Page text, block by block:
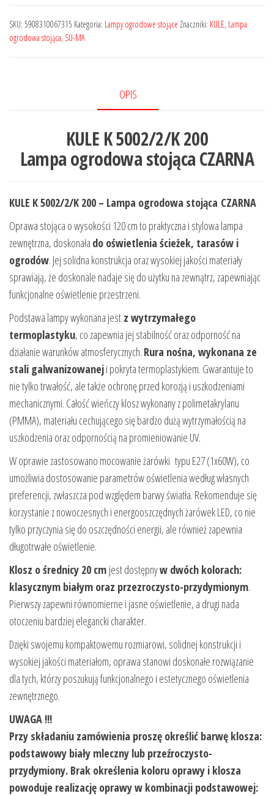
SKU: 5908310067315 Kategoria: Lampy ogrodowe stojące Znaczniki: KULE, Lampa
ogrodowa stojąca, SU-MA
OPIS
KULE K 5002/2/K 200
Lampa ogrodowa stojącaCZARNA
KULE K 5002/2/K 200 – Lampa ogrodowa stojąca CZARNA
Oprawa stojąca o wysokości 120 cm to praktyczna i stylowa lampa
zewnętrzna, doskonała do oświetlenia ścieżek, tarasów i
ogrodów. Jej solidna konstrukcja oraz wysokiej jakości materiały
sprawiają, że doskonale nadaje się do użytku na zewnątrz, zapewniając
funkcjonalne oświetlenie przestrzeni.
Podstawa lampy wykonana jest z wytrzymałego
termoplastyku, co zapewnia jej stabilność oraz odporność na
działanie warunków atmosferycznych. Rura nośna, wykonana ze
stali galwanizowaneji pokryta termoplastykiem. Gwarantuje to
nie tylko trwałość, ale także ochronę przed korozją i uszkodzeniami
mechanicznymi. Całość wieńczy klosz wykonany z polimetakrylanu
(PMMA), materiału cechującego się bardzo dużą wytrzymałością na
uszkodzenia oraz odpornością na promieniowanie UV.
W oprawie zastosowano mocowanie żarówki typu E27 (1x60W), co
umożliwia dostosowanie parametrów oświetlenia według własnych
preferencji, zwłaszcza pod względem barwy światła. Rekomenduje się
korzystanie z nowoczesnych i energooszczędnych żarówek LED, co nie
tylko przyczynia się do oszczędności energii, ale również zapewnia
długotrwałe oświetlenie.
Klosz o średnicy 20 cm jest dostępnyw dwóch kolorach:
klasycznym białym oraz przezroczysto-przydymionym.
Pierwszy zapewni równomierne i jasne oświetlenie, a drugi nada
otoczeniu bardziej elegancki charakter.
Dzięki swojemu kompaktowemu rozmiarowi, solidnej konstrukcji i
wysokiej jakości materiałom, oprawa stanowi doskonałe rozwiązanie
dla tych, którzy poszukują funkcjonalnego i estetycznego oświetlenia
zewnętrznego.
UWAGA !!!
Przy składaniu zamówienia proszę określić barwę klosza:
podstawowy biały mleczny lub przeźroczysto-
przydymiony. Brak określenia koloru oprawy i klosza
powoduje realizację oprawy w kombinacji podstawowej: